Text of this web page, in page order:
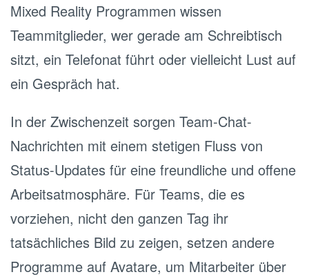
Mixed Reality Programmen wissen
Teammitglieder, wer gerade am Schreibtisch
sitzt, ein Telefonat führt oder vielleicht Lust auf
ein Gespräch hat.
In der Zwischenzeit sorgen Team-Chat-
Nachrichten mit einem stetigen Fluss von
Status-Updates für eine freundliche und offene
Arbeitsatmosphäre. Für Teams, die es
vorziehen, nicht den ganzen Tag ihr
tatsächliches Bild zu zeigen, setzen andere
Programme auf Avatare, um Mitarbeiter über